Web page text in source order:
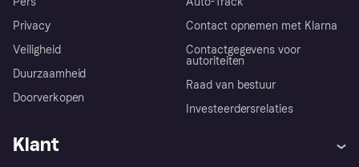
Privacy
Veiligheid
Duurzaamheid
Doorverkopen
Contact opnemen met Klarna
Contactgegevens voor
autoriteiten
Raad van bestuur
Investeerdersrelaties
Klant